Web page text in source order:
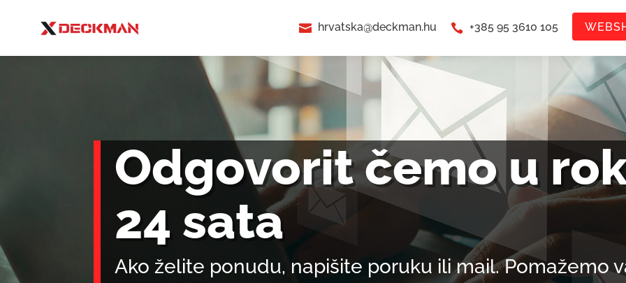
 hrvatska@deckman.hu  +385 95 3610 105
Odgovorit čemo u
24 sata
Ako želite ponudu, napišite poruku ili mail. Pomažemo